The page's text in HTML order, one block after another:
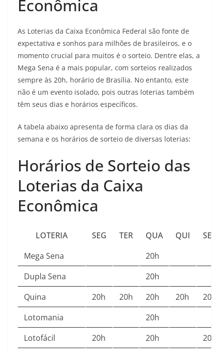
Econômica
As Loterias da Caixa Econômica Federal são fonte de
expectativa e sonhos para milhões de brasileiros, e o
momento crucial para muitos é o sorteio. Dentre elas, a
Mega Sena é a mais popular, com sorteios realizados
sempre às 20h, horário de Brasília. No entanto, este
não é um evento isolado, pois outras loterias também
têm seus dias e horários específicos.
A tabela abaixo apresenta de forma clara os dias da
semana e os horários de sorteio de diversas loterias:
Horários de Sorteio das
Loterias da Caixa
Econômica
LOTERIA SEG TER QUA QUI
SEX
Mega Sena
20h
Dupla Sena
20h
Quina
20h 20h 20h 20h
20h
Lotomania
20h
Lotofácil
20h 20h
20h